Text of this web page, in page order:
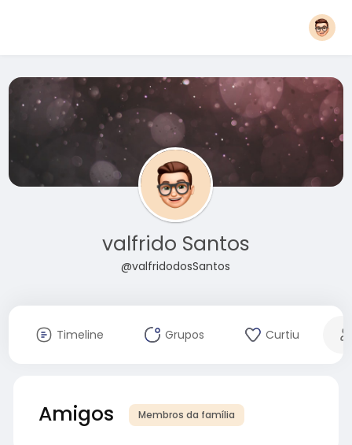
valfrido Santos
@valfridodosSantos
Timeline Grupos Curtiu
Amigos Membros da família